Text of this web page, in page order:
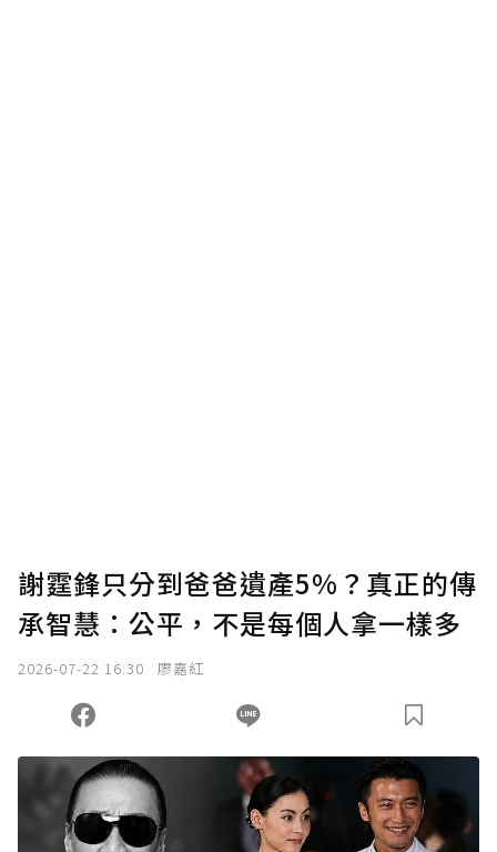
謝霆鋒只分到爸爸遺產5%？真正的傳
承智慧：公平，不是每個人拿一樣多
2026-07-22 16:30 廖嘉紅